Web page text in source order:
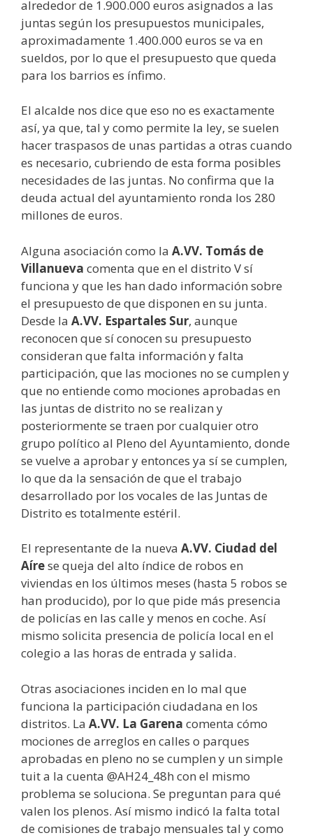
alrededor de 1.900.000 euros asignados a las
juntas según los presupuestos municipales,
aproximadamente 1.400.000 euros se va en
sueldos, por lo que el presupuesto que queda
para los barrios es ínfimo.
El alcalde nos dice que eso no es exactamente
así, ya que, tal y como permite la ley, se suelen
hacer traspasos de unas partidas a otras cuando
es necesario, cubriendo de esta forma posibles
necesidades de las juntas. No confirma que la
deuda actual del ayuntamiento ronda los 280
millones de euros.
Alguna asociación como la A.VV. Tomás de
Villanueva comenta que en el distrito V sí
funciona y que les han dado información sobre
el presupuesto de que disponen en su junta.
Desde la A.VV. Espartales Sur, aunque
reconocen que sí conocen su presupuesto
consideran que falta información y falta
participación, que las mociones no se cumplen y
que no entiende como mociones aprobadas en
las juntas de distrito no se realizan y
posteriormente se traen por cualquier otro
grupo político al Pleno del Ayuntamiento, donde
se vuelve a aprobar y entonces ya sí se cumplen,
lo que da la sensación de que el trabajo
desarrollado por los vocales de las Juntas de
Distrito es totalmente estéril.
El representante de la nueva A.VV. Ciudad del
Aírese queja del alto índice de robos en
viviendas en los últimos meses (hasta 5 robos se
han producido), por lo que pide más presencia
de policías en las calle y menos en coche. Así
mismo solicita presencia de policía local en el
colegio a las horas de entrada y salida.
Otras asociaciones inciden en lo mal que
funciona la participación ciudadana en los
distritos. La A.VV. La Garena comenta cómo
mociones de arreglos en calles o parques
aprobadas en pleno no se cumplen y un simple
tuit a la cuenta @AH24_48h con el mismo
problema se soluciona. Se preguntan para qué
valen los plenos. Así mismo indicó la falta total
de comisiones de trabajo mensuales tal y como